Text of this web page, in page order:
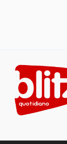
content